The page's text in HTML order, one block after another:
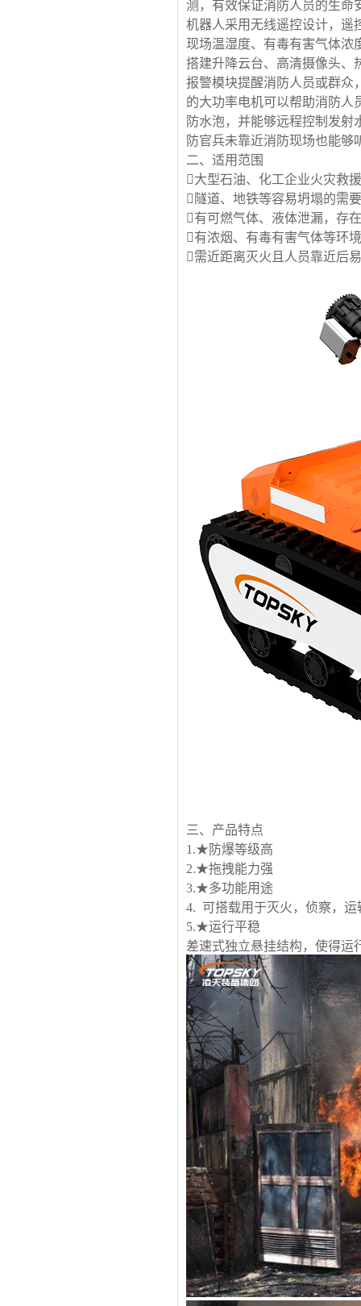
测，有效保证消防人员的生命
机器人采用无线遥控设计，遥
现场温湿度、有毒有害气体浓
搭建升降云台、高清摄像头、
报警模块提醒消防人员或群众
的大功率电机可以帮助消防人
防水泡，并能够远程控制发
防官兵未靠近消防现场也能
二、适用范围
大型石油、化工企业火灾救援
隧道、地铁等容易坍塌的需
有可燃气体、液体泄漏，存
有浓烟、有毒有害气体等环
需近距离灭火且人员靠近后
三、产品特点
1.★防爆等级高
2.★拖拽能力强
3.★多功能用途
4. 可搭载用于灭火，侦察，
5.★运行平稳
差速式独立悬挂结构，使得运